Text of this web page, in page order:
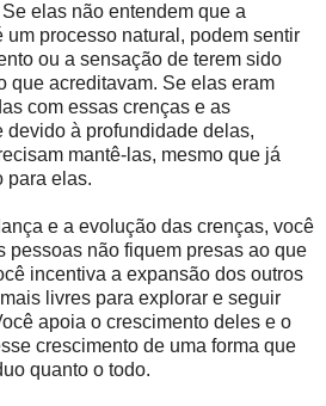
elas não entendem que a
processo natural, podem sentir
ou a sensação de terem sido
que acreditavam. Se elas eram
com essas crenças e as
devido à profundidade delas,
mantê-las, mesmo que já
para elas.
e a evolução das crenças, você
pessoas não fiquem presas ao que
incentiva a expansão dos outros
livres para explorar e seguir
apoia o crescimento deles e o
crescimento de uma forma que
quanto o todo.